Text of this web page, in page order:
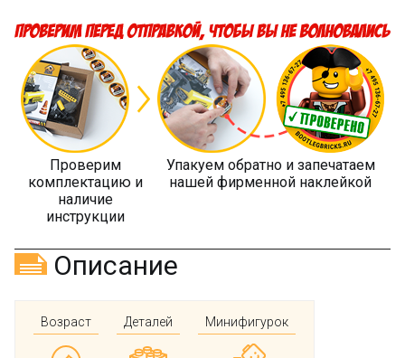
Проверим
комплектацию и
наличие
инструкции
Упакуем обратно и запечатаем
нашей фирменной наклейкой
Описание
Возраст Деталей Минифигурок